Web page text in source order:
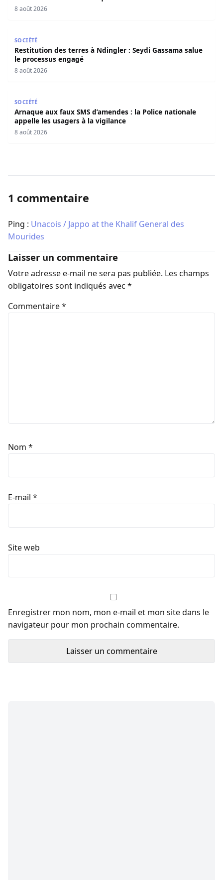
8 août 2026
SOCIÉTÉ
Restitution des terres à Ndingler : Seydi Gassama salue
le processus engagé
8 août 2026
SOCIÉTÉ
Arnaque aux faux SMS d’amendes : la Police nationale
appelle les usagers à la vigilance
8 août 2026
1 commentaire
Ping : Unacois / Jappo at the Khalif General des
Mourides
Laisser un commentaire
Votre adresse e-mail ne sera pas publiée. Les champs
obligatoires sont indiqués avec *
Commentaire*
Nom *
E-mail *
Site web
Enregistrer mon nom, mon e-mail et mon site dans le
navigateur pour mon prochain commentaire.